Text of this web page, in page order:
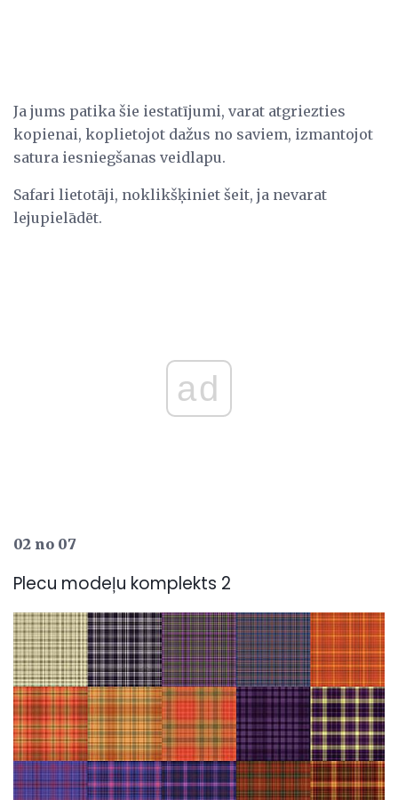
Ja jums patika šie iestatījumi, varat atgriezties
kopienai, koplietojot dažus no saviem, izmantojot
satura iesniegšanas veidlapu.
Safari lietotāji, noklikšķiniet šeit, ja nevarat
lejupielādēt.
ad
02 no 07
Plecu modeļu komplekts 2